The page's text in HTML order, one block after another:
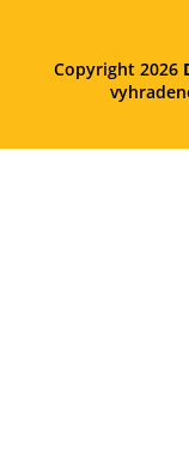
Copyright 2026